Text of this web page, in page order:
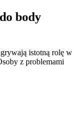
body
istotną rolę w
z problemami